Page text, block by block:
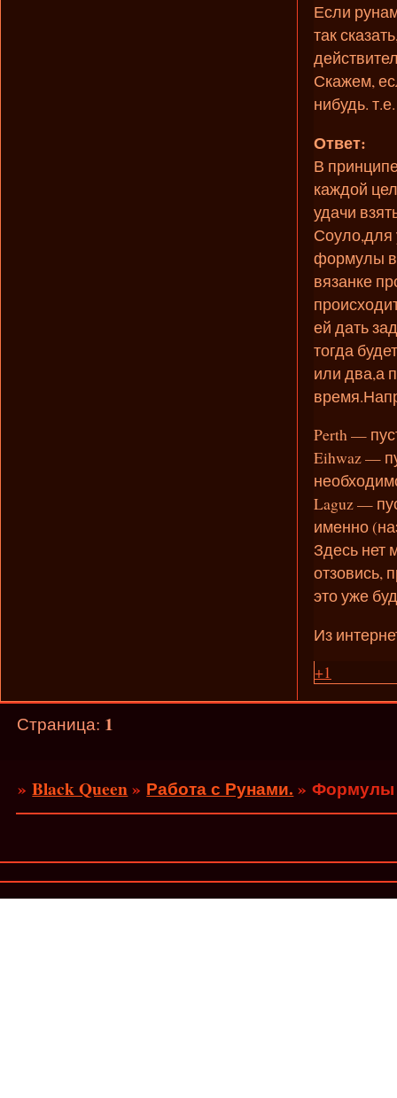
Если
так
Скажем,
нибудь.
Ответ:
В
каждой
удачи
Соуло,для
формулы
вязанке
ей дать
тогда
или два,а
Perth —
Eihwaz —
Laguz —
именно
Здесь нет
отзовись,
это уже
Из
+1
Страница: 1
»Black Queen» Работа с Рунами. »Формулы